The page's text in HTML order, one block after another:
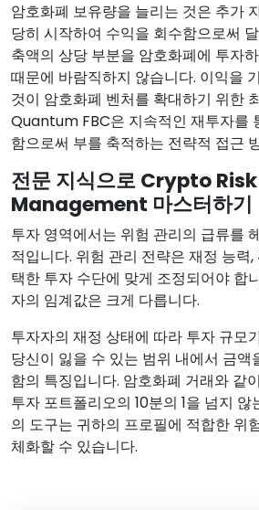
암호화폐 보유량을 늘리는 것은 추가
당히 시작하여 수익을 회수함으로써
축액의 상당 부분을 암호화폐에 투자
때문에 바람직하지 않습니다. 이익을
것이 암호화폐 벤처를 확대하기 위한
Quantum FBC은 지속적인 재투자를
함으로써 부를 축적하는 전략적 접근
전문 지식으로 Crypto Risk
Management 마스터하기
투자 영역에서는 위험 관리의 급류를
적입니다. 위험 관리 전략은 재정 능력
택한 투자 수단에 맞게 조정되어야 합
자의 임계값은 크게 다릅니다.
투자자의 재정 상태에 따라 투자 규모
당신이 잃을 수 있는 범위 내에서 금액
함의 특징입니다. 암호화폐 거래와 같
투자 포트폴리오의 10분의 1을 넘지
의 도구는 귀하의 프로필에 적합한 위
체화할 수 있습니다.